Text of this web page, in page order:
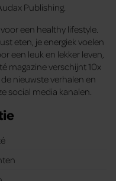
Publishing.
een healthy lifestyle.
eten, je energiek voelen
een leuk en lekker leven,
magazine verschijnt 10x
nieuwste verhalen en
social media kanalen.